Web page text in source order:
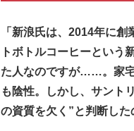
「新浪氏は、2014年に
トボトルコーヒーという
た人なのですが……。家
も陰性。しかし、サント
の資質を欠く”と判断した